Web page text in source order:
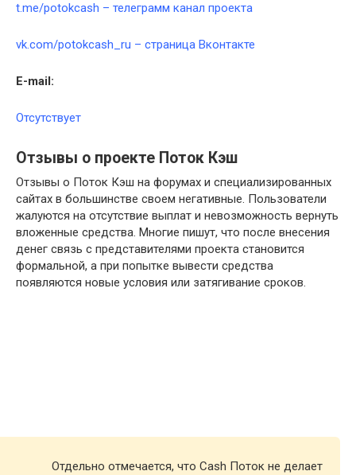
t.me/potokcash – телеграмм канал проекта
vk.com/potokcash_ru – страница Вконтакте
E-mail:
Отсутствует
Отзывы о проекте Поток Кэш
Отзывы о Поток Кэш на форумах и специализированных
сайтах в большинстве своем негативные. Пользователи
жалуются на отсутствие выплат и невозможность вернуть
вложенные средства. Многие пишут, что после внесения
денег связь с представителями проекта становится
формальной, а при попытке вывести средства
появляются новые условия или затягивание сроков.
Отдельно отмечается, что Cash Поток не делает